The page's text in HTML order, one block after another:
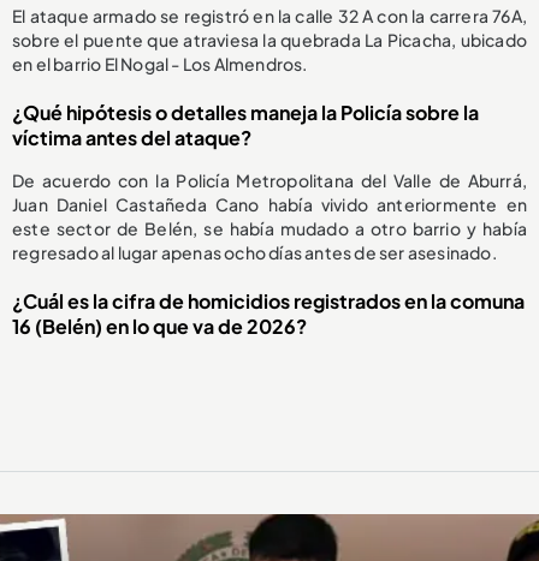
El ataque armado se registró en la calle 32 A con la carrera 76A,
sobre el puente que atraviesa la quebrada La Picacha, ubicado
en el barrio El Nogal - Los Almendros.
¿Qué hipótesis o detalles maneja la Policía sobre la
víctima antes del ataque?
De acuerdo con la Policía Metropolitana del Valle de Aburrá,
Juan Daniel Castañeda Cano había vivido anteriormente en
este sector de Belén, se había mudado a otro barrio y había
regresado al lugar apenas ocho días antes de ser asesinado.
¿Cuál es la cifra de homicidios registrados en la comuna
16 (Belén) en lo que va de 2026?